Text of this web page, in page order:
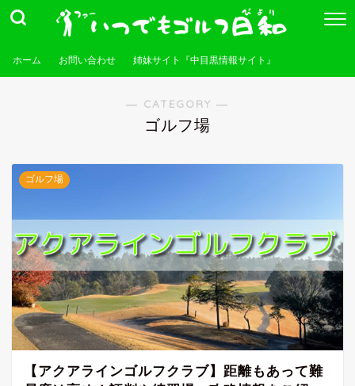
ホーム お問い合わせ 姉妹サイト『中目黒情報サイト』
― CATEGORY ―
ゴルフ場
ゴルフ場
【アクアラインゴルフクラブ】距離もあって難